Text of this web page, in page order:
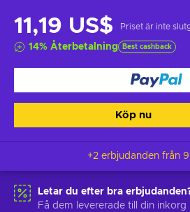
11,19 US$ Priset är inte
14% Återbetalning Best cashback
Köp nu
+2 erbjudanden från
Letar du efter bra
Få dem levererade till din inkorg